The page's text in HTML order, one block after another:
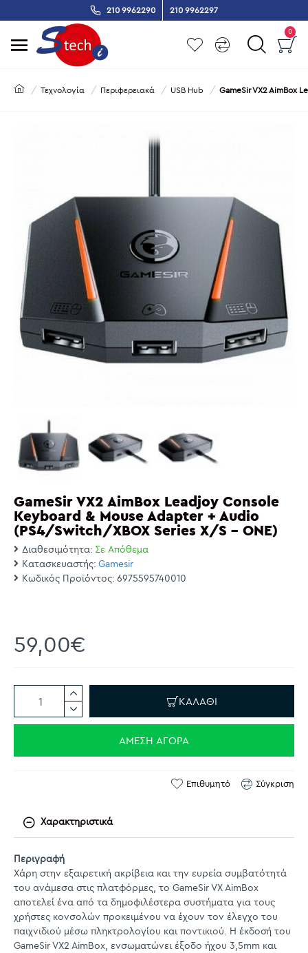
210 9962290 210 9962297
0
Τεχνολογία Περιφερειακά USB Hub GameSir VX2 AimBox
GameSir VX2 AimBox Leadjoy Console
Keyboard & Mouse Adapter + Audio
(PS4/Switch/XBOX Series X/S - ONE)
Διαθεσιμότητα: Σε Απόθεμα
Κατασκευαστής: Gamesir
Κωδικός Προϊόντος: 6975595740010
59,00€
ΚΑΛΆΘΙ
ΆΜΕΣΗ ΑΓΟΡΆ
Επιθυμητό Σύγκριση
Χαρακτηριστικά
Περιγραφή
Χάρη στην εξαιρετική ακρίβεια και την ευρεία συμβατότητά
του ανάμεσα στις πλατφόρμες, το GameSir VX AimBox
αποτελεί ένα από τα δημοφιλέστερα συστήματα για τους
χρήστες κονσολών προκειμένου να έχουν τον έλεγχο του
παιχνιδιού μέσω πληκτρολογίου και ποντικιού. Η έκδοσή του
GameSir VX2 AimBox, ενσωματώνει έξοδο ήχου 3,5mm και